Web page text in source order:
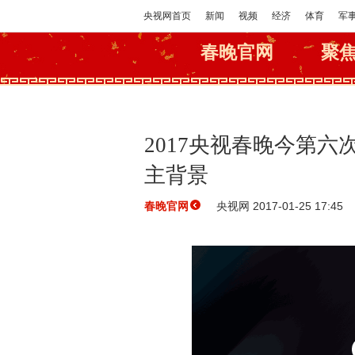
央视网首页 新闻 视频 经济 体育 军
春晚官网 聚
2017央视春晚今第六
主背景
春晚官网 央视网 2017-01-25 17:45